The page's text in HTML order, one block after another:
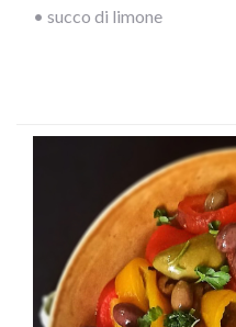
• succo di limone
le olive. Condite con olio a
Una bella mescolata e